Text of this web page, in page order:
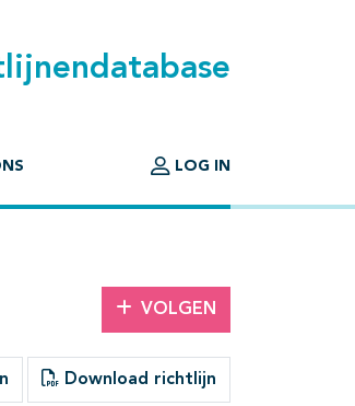
LOG IN
VOLGEN
Download richtlijn